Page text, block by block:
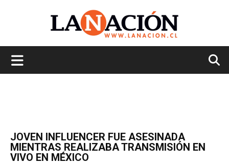
JOVEN INFLUENCER FUE ASESINADA
MIENTRAS REALIZABA TRANSMISIÓN EN
VIVO EN MÉXICO